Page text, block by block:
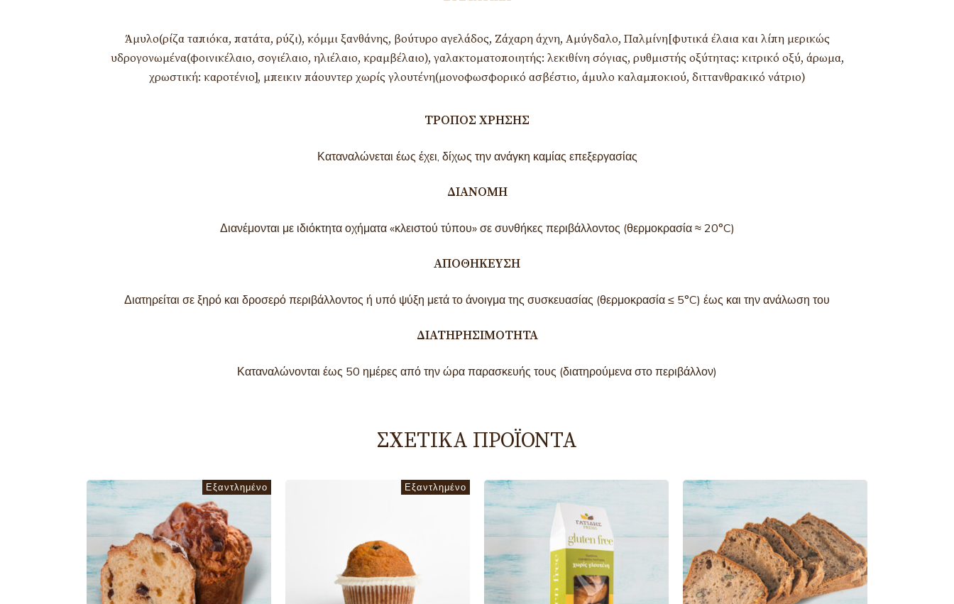
Άμυλο(ρίζα ταπιόκα, πατάτα, ρύζι), κόμμι ξανθάνης, βούτυρο αγελάδος, Ζάχαρη άχνη, Αμύγδαλο, Παλμίνη[φυτικά έλαια και λίπη μερικώς
υδρογονωμένα(φοινικέλαιο, σογιέλαιο, ηλιέλαιο, κραμβέλαιο), γαλακτοματοποιητής: λεκιθίνη σόγιας, ρυθμιστής οξύτητας: κιτρικό οξύ, άρωμα,
χρωστική: καροτένιο], μπεικιν πάουντερ χωρίς γλουτένη(μονοφωσφορικό ασβέστιο, άμυλο καλαμποκιού, διττανθρακικό νάτριο)
ΤΡΌΠΟΣ ΧΡΉΣΗΣ
Καταναλώνεται έως έχει, δίχως την ανάγκη καμίας επεξεργασίας
ΔΙΑΝΟΜΉ
Διανέμονται με ιδιόκτητα οχήματα «κλειστού τύπου» σε συνθήκες περιβάλλοντος (θερμοκρασία ≈ 20°C)
ΑΠΟΘΉΚΕΥΣΗ
Διατηρείται σε ξηρό και δροσερό περιβάλλοντος ή υπό ψύξη μετά το άνοιγμα της συσκευασίας (θερμοκρασία ≤ 5°C) έως και την ανάλωση του
ΔΙΑΤΗΡΗΣΙΜΌΤΗΤΑ
Καταναλώνονται έως 50 ημέρες από την ώρα παρασκευής τους (διατηρούμενα στο περιβάλλον)
ΣΧΕΤΙΚΆ ΠΡΟΪΌΝΤΑ
Εξαντλημένο Εξαντλημένο